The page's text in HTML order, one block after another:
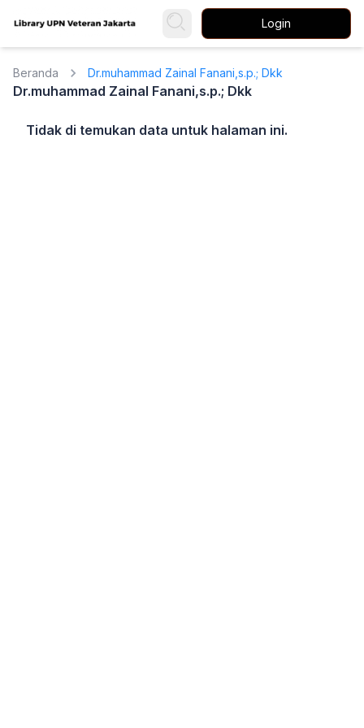
Login
Beranda Dr.muhammad Zainal Fanani,s.p.; Dkk
Dr.muhammad Zainal Fanani,s.p.; Dkk
Tidak di temukan data untuk halaman ini.